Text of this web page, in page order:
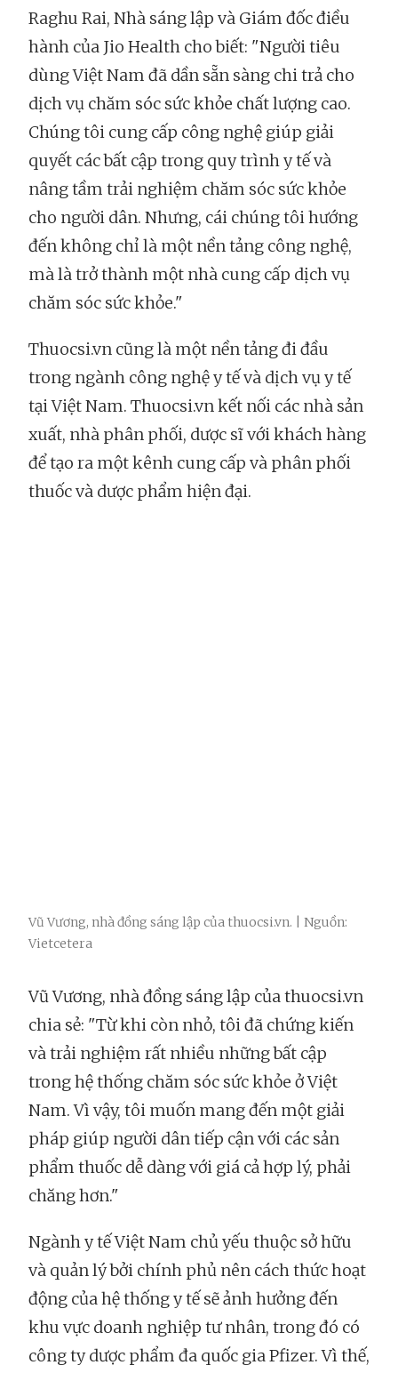
Raghu Rai, Nhà sáng lập và Giám đốc điều
hành của Jio Health cho biết: "Người tiêu
dùng Việt Nam đã dần sẵn sàng chi trả cho
dịch vụ chăm sóc sức khỏe chất lượng cao.
Chúng tôi cung cấp công nghệ giúp giải
quyết các bất cập trong quy trình y tế và
nâng tầm trải nghiệm chăm sóc sức khỏe
cho người dân. Nhưng, cái chúng tôi hướng
đến không chỉ là một nền tảng công nghệ,
mà là trở thành một nhà cung cấp dịch vụ
chăm sóc sức khỏe."
Thuocsi.vn cũng là một nền tảng đi đầu
trong ngành công nghệ y tế và dịch vụ y tế
tại Việt Nam. Thuocsi.vn kết nối các nhà sản
xuất, nhà phân phối, dược sĩ với khách hàng
để tạo ra một kênh cung cấp và phân phối
thuốc và dược phẩm hiện đại.
Vũ Vương, nhà đồng sáng lập của thuocsi.vn. | Nguồn:
Vietcetera
Vũ Vương, nhà đồng sáng lập của thuocsi.vn
chia sẻ: "Từ khi còn nhỏ, tôi đã chứng kiến
và trải nghiệm rất nhiều những bất cập
trong hệ thống chăm sóc sức khỏe ở Việt
Nam. Vì vậy, tôi muốn mang đến một giải
pháp giúp người dân tiếp cận với các sản
phẩm thuốc dễ dàng với giá cả hợp lý, phải
chăng hơn."
Ngành y tế Việt Nam chủ yếu thuộc sở hữu
và quản lý bởi chính phủ nên cách thức hoạt
động của hệ thống y tế sẽ ảnh hưởng đến
khu vực doanh nghiệp tư nhân, trong đó có
công ty dược phẩm đa quốc gia Pfizer. Vì thế,